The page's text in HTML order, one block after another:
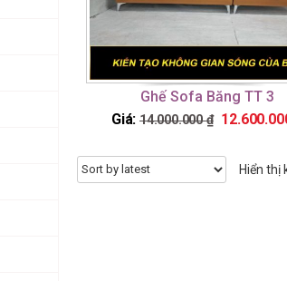
Ghế Sofa Băng TT 3
Giá: 14.000.000₫
Hiển thị